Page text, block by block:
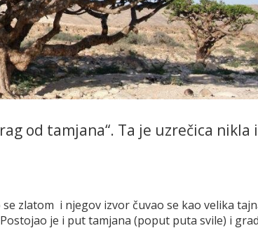
od tamjana“. Ta je uzrečica nikla
zlatom i njegov izvor čuvao se kao velika
je i put tamjana (poput puta svile) i